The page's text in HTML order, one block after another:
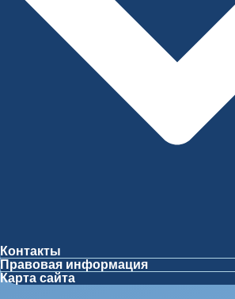
Контакты
Правовая информация
Карта сайта